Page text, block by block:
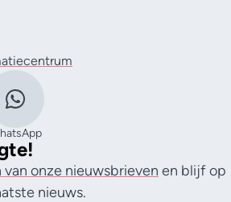
van onze nieuwsbrieven en blijf op
nieuws.